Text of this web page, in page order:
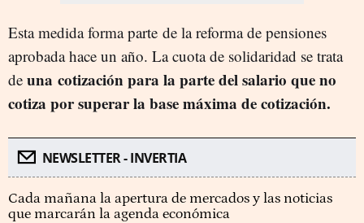
Esta medida forma parte de la reforma de pensiones
aprobada hace un año. La cuota de solidaridad se trata
de una cotización para la parte del salario que no
cotiza por superar la base máxima de cotización.
NEWSLETTER - INVERTIA
Cada mañana la apertura de mercados y las noticias
que marcarán la agenda económica